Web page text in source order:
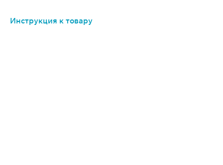
Инструкция к товару